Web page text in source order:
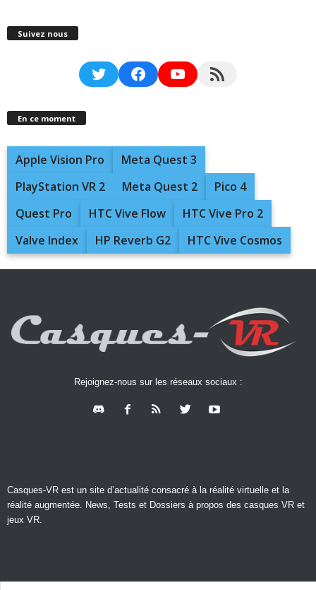
Suivez nous
TwitterFacebookYouTubeRSS Feed
En ce moment
Apple Vision Pro
Meta Quest 3
PlayStation VR 2
Meta Quest 2
Pico 4
Quest Pro
HTC Vive Flow
HTC Vive Pro 2
Valve Index
HP Reverb G2 HTC Vive Cosmos
Rejoignez-nous sur les réseaux sociaux :
Casques-VR est un site d’actualité consacré à la réalité virtuelle et la
réalité augmentée. News, Tests et Dossiers à propos des casques VR et
jeux VR.